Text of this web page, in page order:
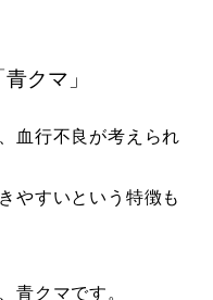
クマ」
血行不良が考えられ
やすいという特徴も
青クマです。